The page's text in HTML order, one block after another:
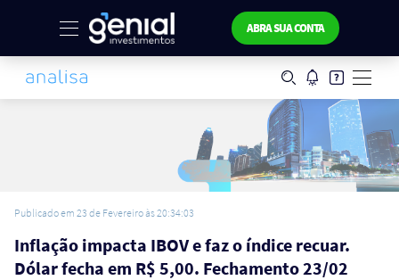
ABRA SUA CONTA
Publicado em 23 de Fevereiro às 20:34:03
Inflação impacta IBOV e faz o índice recuar.
Dólar fecha em R$ 5,00. Fechamento 23/02